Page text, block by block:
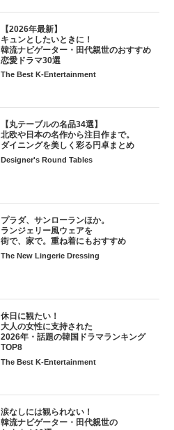
【2026年最新】
キュンとしたいときに！
韓流ナビゲーター・田代親世のおすすめ
恋愛ドラマ30選
The Best K-Entertainment
【丸テーブルの名品34選】
北欧や日本の名作から注目作まで。
ダイニングを美しく彩る円卓まとめ
Designer's Round Tables
プラダ、サンローランほか。
ランジェリー風ウェアを
街で、家で。重ね着にもおすすめ
The New Lingerie Dressing
休日に観たい！
大人の女性に支持された
2026年・話題の韓国ドラマランキング
TOP8
The Best K-Entertainment
涙なしには観られない！
韓流ナビゲーター・田代親世の